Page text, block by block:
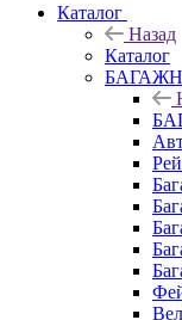
Каталог
Назад
Каталог